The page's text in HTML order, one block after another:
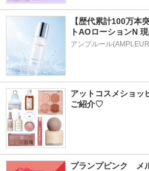
【歴代累計100万本
トAOローションN
アンプルール
アットコスメショッ
ご紹介♡
プランプピンク　メ